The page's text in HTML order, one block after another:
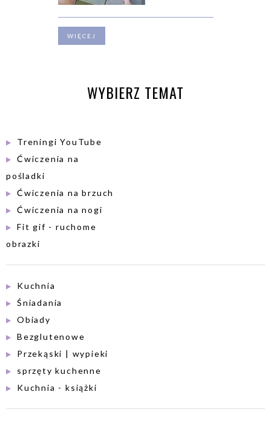
WIĘCEJ
WYBIERZ TEMAT
Treningi YouTube
Ćwiczenia na
pośladki
Ćwiczenia na brzuch
Ćwiczenia na nogi
Fit gif - ruchome
obrazki
Kuchnia
Śniadania
Obiady
Bezglutenowe
Przekąski | wypieki
sprzęty kuchenne
Kuchnia - książki